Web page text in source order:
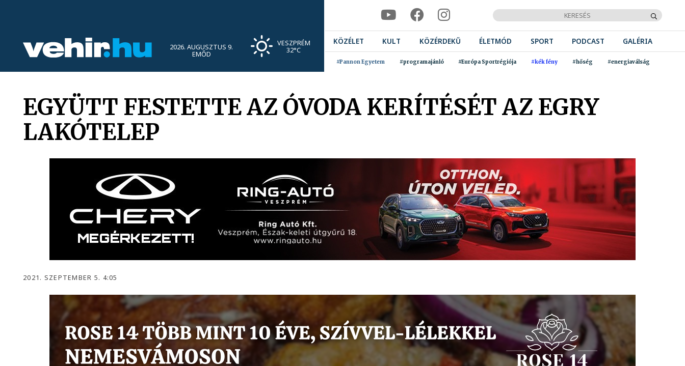
2026. AUGUSZTUS 9.
EMŐD
VESZPRÉM
32°C
KÖZÉLET KULT KÖZÉRDEKŰ ÉLETMÓD SPORT PODCAST GALÉRIA
#Pannon Egyetem #programajánló #Európa Sportrégiója #kék fény #hőség #energiaválság
EGYÜTT FESTETTE AZ ÓVODA KERÍTÉSÉT AZ EGRY
LAKÓTELEP
2021. SZEPTEMBER 5. 4:05